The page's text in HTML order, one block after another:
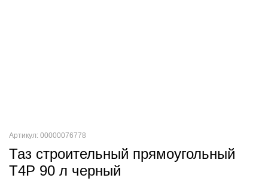
Артикул: 00000076778
Таз строительный прямоугольный
T4P 90 л черный